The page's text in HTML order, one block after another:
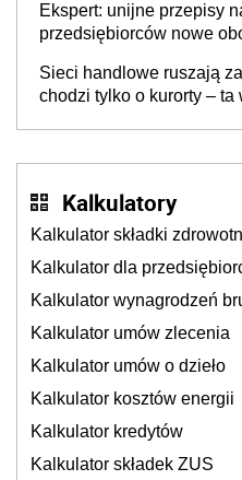
Ekspert: unijne przepisy
przedsiębiorców nowe
Sieci handlowe ruszają
chodzi tylko o kurorty –
Kalkulatory
Kalkulator składki
Kalkulator dla
Kalkulator wynagrodzeń
Kalkulator umów zlecenia
Kalkulator umów o dzieło
Kalkulator kosztów energii
Kalkulator kredytów
Kalkulator składek ZUS